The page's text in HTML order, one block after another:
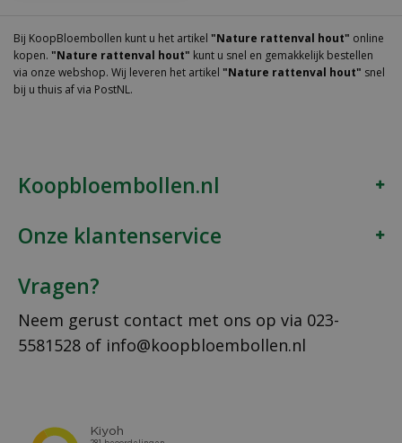
Bij KoopBloembollen kunt u het artikel "Nature rattenval hout" online
kopen. "Nature rattenval hout" kunt u snel en gemakkelijk bestellen
via onze webshop. Wij leveren het artikel "Nature rattenval hout" snel
bij u thuis af via PostNL.
Koopbloembollen.nl
Onze klantenservice
Vragen?
Neem gerust contact met ons op via 023-
5581528 of info@koopbloembollen.nl